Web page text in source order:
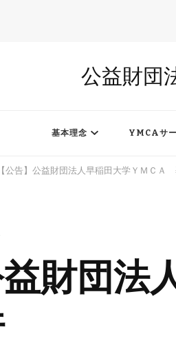
公益財団
基本理念 YMCAサ
【公告】公益財団法人早稲田大学ＹＭＣＡ
益財団